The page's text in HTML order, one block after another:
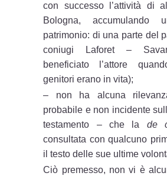
con successo l’attività di
Bologna, accumulando
patrimonio: di una parte del
coniugi Laforet –
beneficiato l’attore
genitori erano in vita);
– non ha alcuna
probabile e non incidente
testamento – che la de
consultata con qualcuno
il testo delle sue ultime
Ciò premesso, non vi è